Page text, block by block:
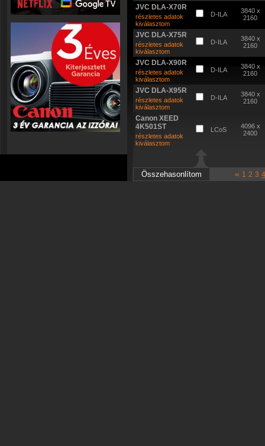
JVC DLA-X70R
részletes adatok
kiválasztom
D-ILA
3840 x
2160
JVC DLA-X75R
részletes adatok
kiválasztom
D-ILA
3840 x
2160
JVC DLA-X90R
részletes adatok
kiválasztom
D-ILA
3840 x
2160
JVC DLA-X95R
részletes adatok
kiválasztom
D-ILA
3840 x
2160
Canon XEED
4K501ST
részletes adatok
kiválasztom
LCoS
4096 x
2400
« 1 2 3 4